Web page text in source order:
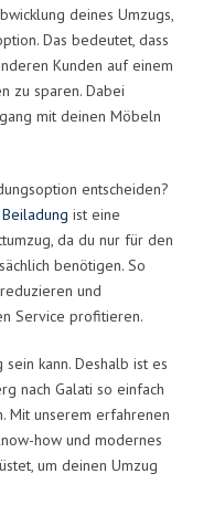
deines Umzugs,
Das bedeutet, dass
Kunden auf einem
zu sparen. Dabei
mit deinen Möbeln
entscheiden?
Beiladung ist eine
da du nur für den
benötigen. So
und
Service profitieren.
kann. Deshalb ist es
nach Galati so einfach
Mit unserem erfahrenen
how und modernes
um deinen Umzug